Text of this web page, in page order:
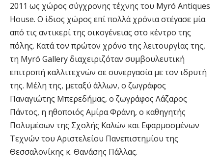
2011 ως χώρος σύγχρονης τέχνης του Myró Antiques
House. Ο ίδιος χώρος επί πολλά χρόνια στέγασε μία
από τις αντικερί της οικογένειας στο κέντρο της
πόλης. Κατά τον πρώτον χρόνο της λειτουργίας της,
τη Myró Gallery διαχειριζόταν συμβουλευτική
επιτροπή καλλιτεχνών σε συνεργασία με τον ιδρυτή
της. Μέλη της, μεταξύ άλλων, ο ζωγράφος
Παναγιώτης Μπερεδήμας, ο ζωγράφος Λάζαρος
Πάντος, η ηθοποιός Αμίρα Φράνη, ο καθηγητής
Πολυμέσων της Σχολής Καλών και Εφαρμοσμένων
Τεχνών του Αριστελείου Πανεπιστημίου της
Θεσσαλονίκης κ. Θανάσης Πάλλας.